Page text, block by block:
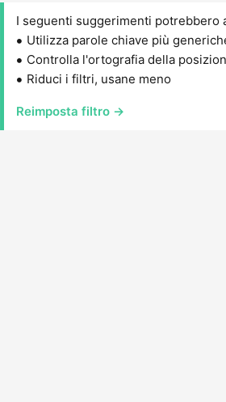
I seguenti suggerimenti
Utilizza parole chiave più
Controlla l'ortografia della
Riduci i filtri, usane meno
Reimposta filtro →